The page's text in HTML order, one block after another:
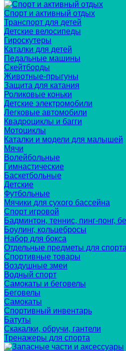
Спорт и активный отдых
Транспорт для детей
Детские велосипеды
Гироскутеры
Каталки для детей
Педальные машины
Скейтборды
Животные-прыгуны
Защита для катания
Роликовые коньки
Детские электромобили
Легковые автомобили
Квадроциклы и багги
Мотоциклы
Каталки и модели для малышей
Мячи
Волейбольные
Гимнастические
Баскетбольные
Детские
Футбольные
Мячики для сухого бассейна
Спорт игровой
Бадминтон, теннис, пинг-понг,
Боулинг, кольцебросы
Набор для бокса
Отдельные предметы для
Спортивные товары
Воздушные змеи
Водный спорт
Самокаты и беговелы
Беговелы
Самокаты
Спортивный инвентарь
Батуты
Скакалки, обручи, гантели
Тренажеры для спорта